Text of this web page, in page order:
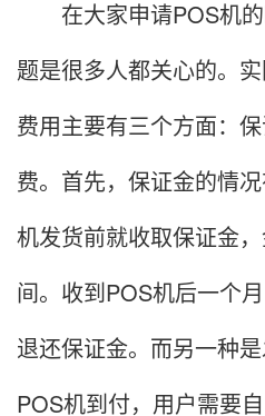
在大家申请POS机的
题是很多人都关心的。
费用主要有三个方面：
费。首先，保证金的情
机发货前就收取保证金
间。收到POS机后一个
退还保证金。而另一种
POS机到付，用户需要